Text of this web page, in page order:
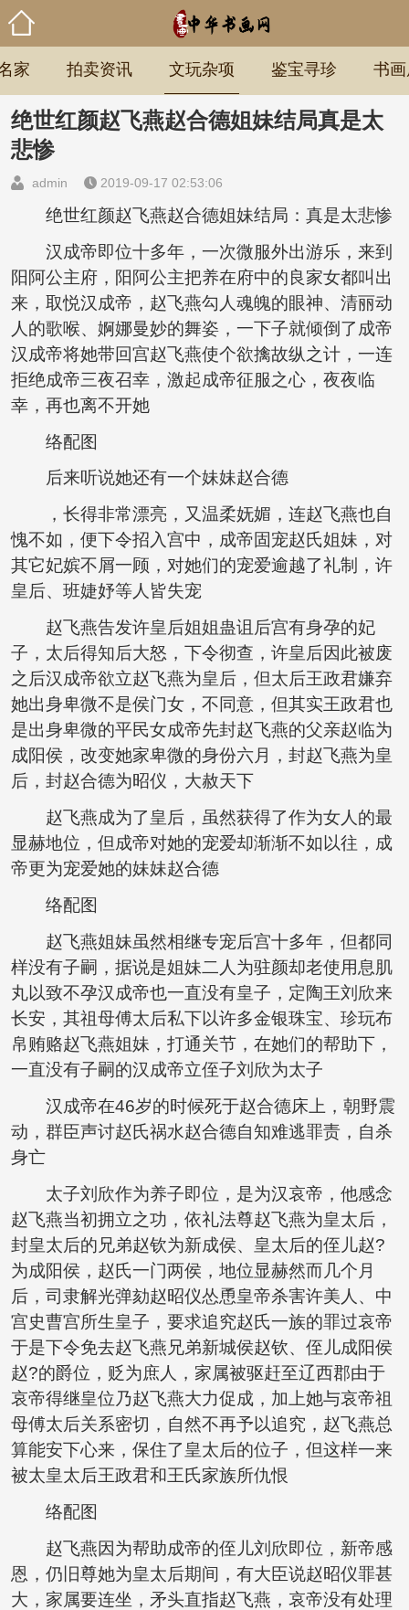
家 拍卖资讯 文玩杂项 鉴宝寻珍 书
绝世红颜赵飞燕赵合德姐妹结局真是太
悲惨
admin 2019-09-17 02:53:06
绝世红颜赵飞燕赵合德姐妹结局：真是太悲惨
汉成帝即位十多年，一次微服外出游乐，来到
阳阿公主府，阳阿公主把养在府中的良家女都叫出
来，取悦汉成帝，赵飞燕勾人魂魄的眼神、清丽动
人的歌喉、婀娜曼妙的舞姿，一下子就倾倒了成帝
汉成帝将她带回宫赵飞燕使个欲擒故纵之计，一连
拒绝成帝三夜召幸，激起成帝征服之心，夜夜临
幸，再也离不开她
络配图
后来听说她还有一个妹妹赵合德
，长得非常漂亮，又温柔妩媚，连赵飞燕也自
愧不如，便下令招入宫中，成帝固宠赵氏姐妹，对
其它妃嫔不屑一顾，对她们的宠爱逾越了礼制，许
皇后、班婕妤等人皆失宠
赵飞燕告发许皇后姐姐蛊诅后宫有身孕的妃
子，太后得知后大怒，下令彻查，许皇后因此被废
之后汉成帝欲立赵飞燕为皇后，但太后王政君嫌弃
她出身卑微不是侯门女，不同意，但其实王政君也
是出身卑微的平民女成帝先封赵飞燕的父亲赵临为
成阳侯，改变她家卑微的身份六月，封赵飞燕为皇
后，封赵合德为昭仪，大赦天下
赵飞燕成为了皇后，虽然获得了作为女人的最
显赫地位，但成帝对她的宠爱却渐渐不如以往，成
帝更为宠爱她的妹妹赵合德
络配图
赵飞燕姐妹虽然相继专宠后宫十多年，但都同
样没有子嗣，据说是姐妹二人为驻颜却老使用息肌
丸以致不孕汉成帝也一直没有皇子，定陶王刘欣来
长安，其祖母傅太后私下以许多金银珠宝、珍玩布
帛贿赂赵飞燕姐妹，打通关节，在她们的帮助下，
一直没有子嗣的汉成帝立侄子刘欣为太子
汉成帝在46岁的时候死于赵合德床上，朝野震
动，群臣声讨赵氏祸水赵合德自知难逃罪责，自杀
身亡
太子刘欣作为养子即位，是为汉哀帝，他感念
赵飞燕当初拥立之功，依礼法尊赵飞燕为皇太后，
封皇太后的兄弟赵钦为新成侯、皇太后的侄儿赵?
为成阳侯，赵氏一门两侯，地位显赫然而几个月
后，司隶解光弹劾赵昭仪怂恿皇帝杀害许美人、中
宫史曹宫所生皇子，要求追究赵氏一族的罪过哀帝
于是下令免去赵飞燕兄弟新城侯赵钦、侄儿成阳侯
赵?的爵位，贬为庶人，家属被驱赶至辽西郡由于
哀帝得继皇位乃赵飞燕大力促成，加上她与哀帝祖
母傅太后关系密切，自然不再予以追究，赵飞燕总
算能安下心来，保住了皇太后的位子，但这样一来
被太皇太后王政君和王氏家族所仇恨
络配图
赵飞燕因为帮助成帝的侄儿刘欣即位，新帝感
恩，仍旧尊她为皇太后期间，有大臣说赵昭仪罪甚
大，家属要连坐，矛头直指赵飞燕，哀帝没有处理